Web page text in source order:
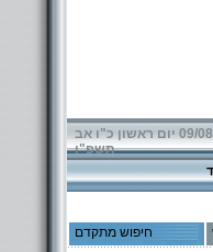
09/08/2026 יום ראשון כ"ו אב
תשפ"ו
חיפוש מתקדם